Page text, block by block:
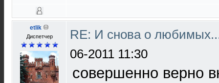
etlik
Диспетчер
RE: И снова о
06-2011 11:30
совершенно верно